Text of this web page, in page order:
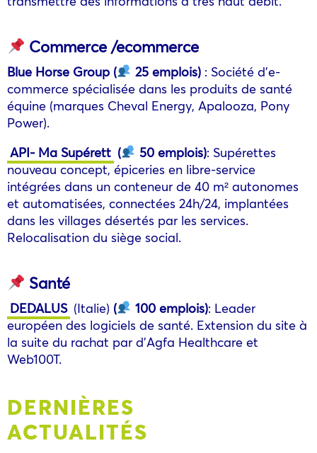
Commerce /ecommerce
Blue Horse Group ( 25 emplois): Société d’e-
commerce spécialisée dans les produits de santé
équine (marques Cheval Energy, Apalooza, Pony
Power).
API- Ma Supérett ( 50 emplois): Supérettes
nouveau concept, épiceries en libre-service
intégrées dans un conteneur de 40 m² autonomes
et automatisées, connectées 24h/24, implantées
dans les villages désertés par les services.
Relocalisation du siège social.
Santé
DEDALUS (Italie) ( 100 emplois): Leader
européen des logiciels de santé. Extension du site à
la suite du rachat par d’Agfa Healthcare et
Web100T.
DERNIÈRES
ACTUALITÉS